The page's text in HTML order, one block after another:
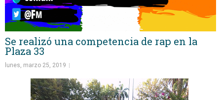
Se realizó una competencia de rap en la
Plaza 33
lunes, marzo 25, 2019